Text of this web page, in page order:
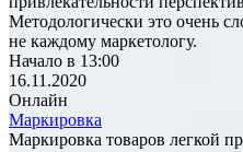
Методологически это очень
не каждому маркетологу.
Начало в 13:00
16.11.2020
Онлайн
Маркировка
Маркировка товаров легкой